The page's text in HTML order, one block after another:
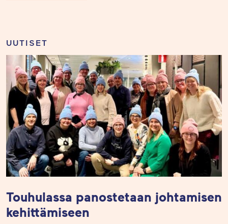
UUTISET
Touhulassa panostetaan johtamisen
kehittämiseen